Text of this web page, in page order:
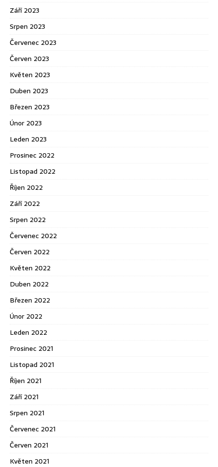
Září 2023
Srpen 2023
Červenec 2023
Červen 2023
Květen 2023
Duben 2023
Březen 2023
Únor 2023
Leden 2023
Prosinec 2022
Listopad 2022
Říjen 2022
Září 2022
Srpen 2022
Červenec 2022
Červen 2022
Květen 2022
Duben 2022
Březen 2022
Únor 2022
Leden 2022
Prosinec 2021
Listopad 2021
Říjen 2021
Září 2021
Srpen 2021
Červenec 2021
Červen 2021
Květen 2021